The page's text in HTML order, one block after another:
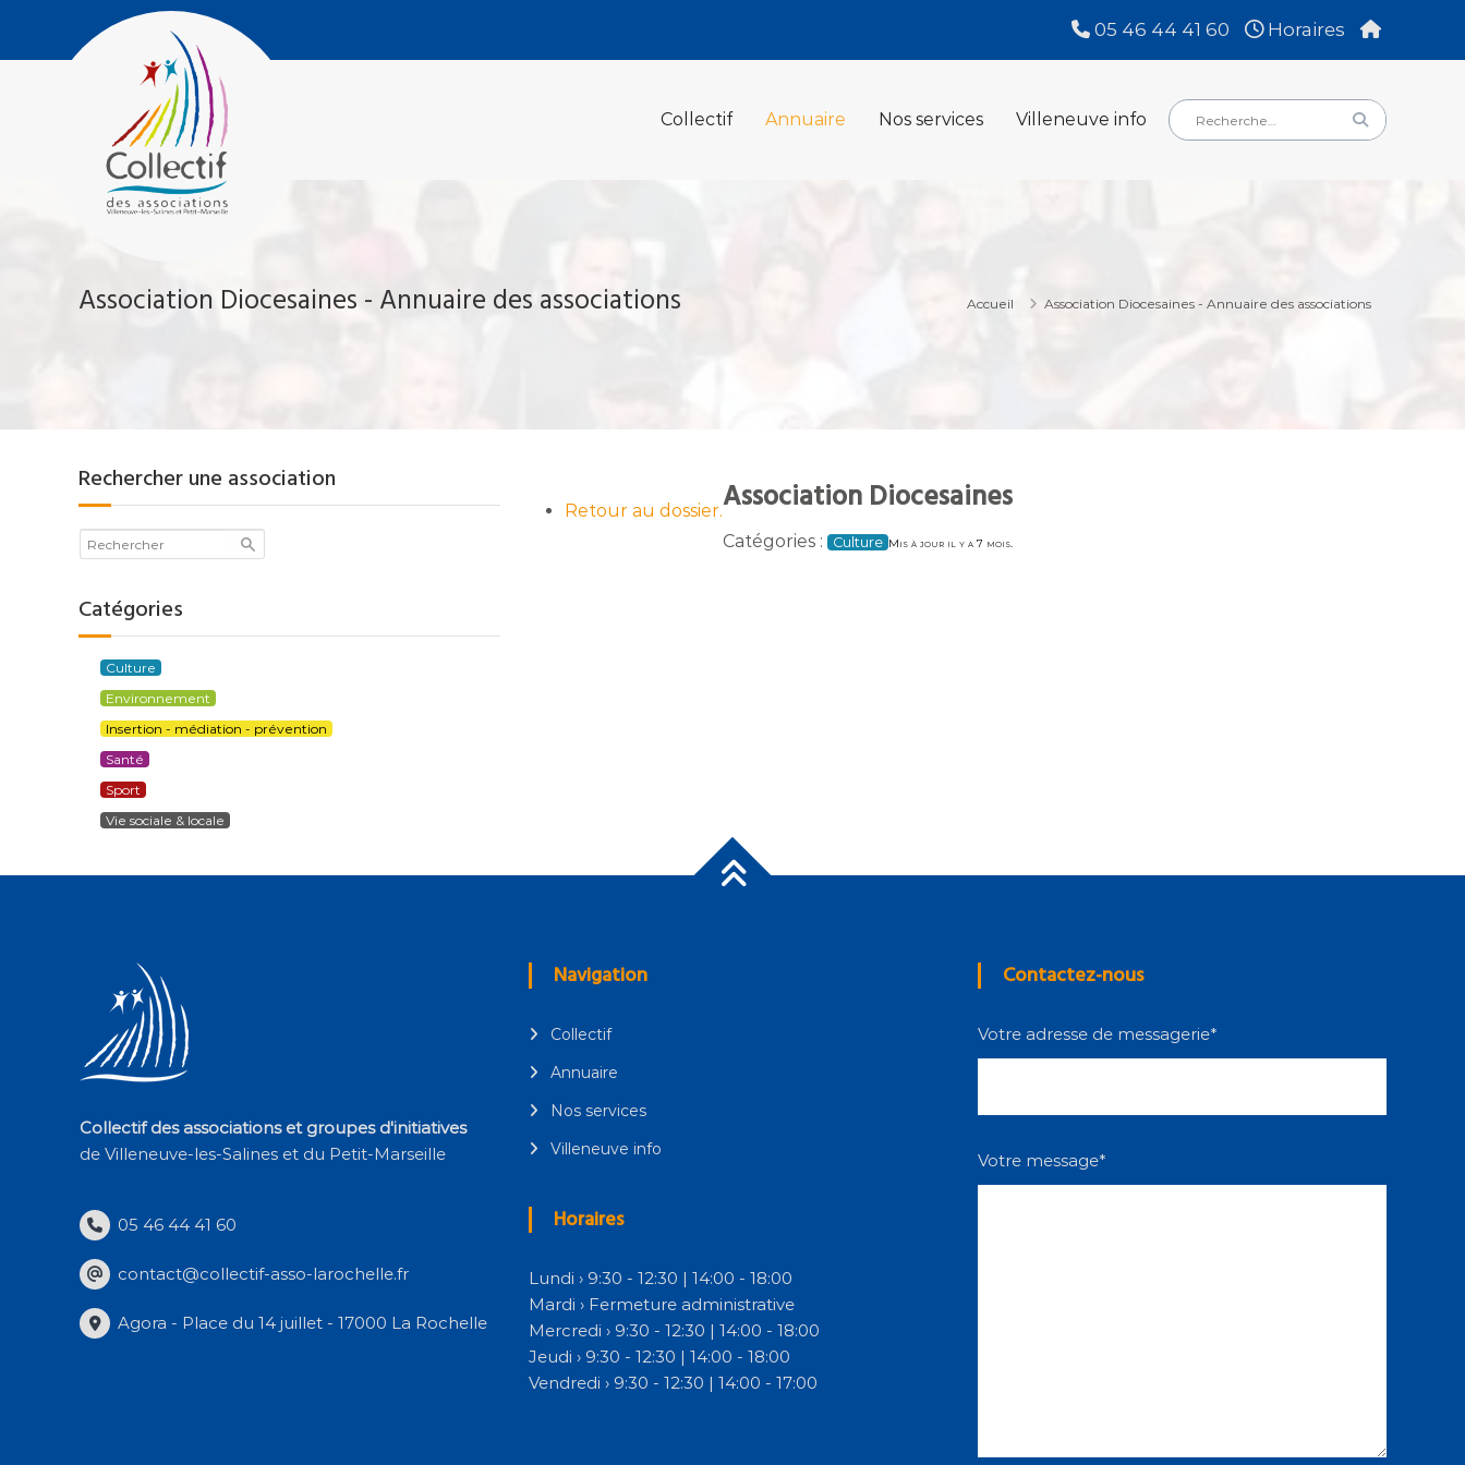
contenu
05 46 44 41 60 Horaires
Collectif
des
Associations
Villeneuve-
Salines
Collectif Annuaire Nos services Villeneuve info
Rechercher
:
Rechercher
Association Diocesaines - Annuaire des associations Accueil Association Diocesaines - Annuaire des associations
Rechercher une association
Catégories
Culture
Environnement
Insertion - médiation - prévention
Santé
Sport
Vie sociale & locale
Retour au dossier.Association Diocesaines
Catégories : Culture Mis à jour il y a 7 mois.
Collectif des associations et groupes d'initiatives
de Villeneuve-les-Salines et du Petit-Marseille
05 46 44 41 60
contact@collectif-asso-larochelle.fr
Agora - Place du 14 juillet - 17000 La Rochelle
Navigation
Collectif
Annuaire
Nos services
Villeneuve info
Horaires
Lundi › 9:30 - 12:30 | 14:00 - 18:00
Mardi › Fermeture administrative
Mercredi › 9:30 - 12:30 | 14:00 - 18:00
Jeudi › 9:30 - 12:30 | 14:00 - 18:00
Vendredi › 9:30 - 12:30 | 14:00 - 17:00
Contactez-nous
Votre adresse de messagerie*
Votre message*